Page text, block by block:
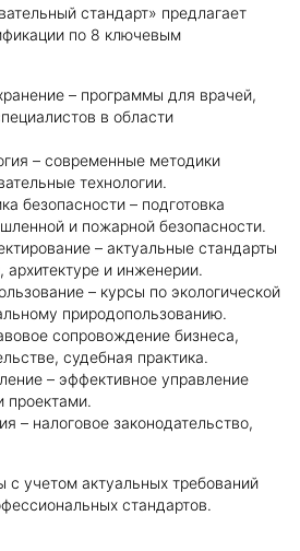
стандарт» предлагает
по 8 ключевым
– программы для врачей,
в области
– современные методики
технологии.
безопасности – подготовка
и пожарной безопасности.
– актуальные стандарты
архитектуре и инженерии.
– курсы по экологической
природопользованию.
сопровождение бизнеса,
судебная практика.
– эффективное управление
проектами.
– налоговое законодательство,
с учетом актуальных требований
стандартов.